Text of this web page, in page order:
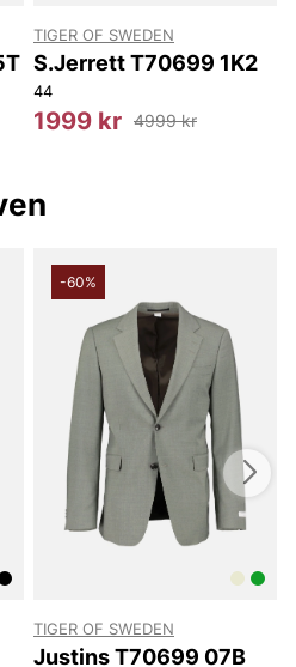
TIGER OF SWEDEN
S.Jerrett T70699 1K2
44
1999 kr 4999 kr
-60%
TIGER OF SWEDEN
Justins T70699 07B